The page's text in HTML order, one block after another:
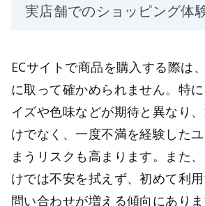
実店舗でのショッピング体
ECサイトで商品を購入する際は
に取って確かめられません。特
イズや色味などが期待と異なり
けでなく、一度不満を経験した
まうリスクも高まります。また
けでは不安を拭えず、初めて利
問い合わせが増える傾向にありま